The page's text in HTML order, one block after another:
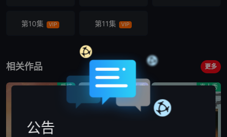
第10集 VIP 第11集 VIP
相关作品 更多
爱情 真人秀 真人秀
公告